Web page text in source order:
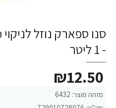
סנו ספארק נוזל
- 1 ליטר
מזהה מוצר: 6432
₪12.50